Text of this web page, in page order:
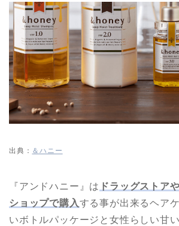
出典： ＆ハニー
『アンドハニー』は ドラッグストア
ショップで購入する事が出来るヘア
いボトルパッケージと女性らしい甘